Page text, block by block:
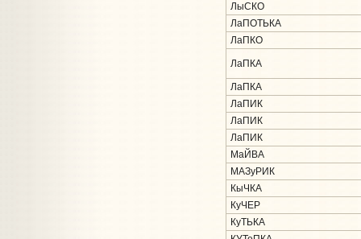
ЛыСКО
ЛаПОТЬКА
ЛаПКО
ЛаПКА
ЛаПКА
ЛаПИК
ЛаПИК
ЛаПИК
МаЙВА
МАЗуРИК
КыЧКА
КуЧЕР
КуТЬКА